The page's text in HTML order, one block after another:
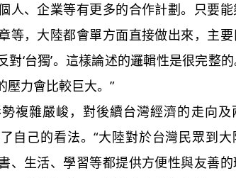
人、企業等有更多的合作計劃。只要
等，大陸都會單方面直接做出來，主要
對‘台獨’。這樣論述的邏輯性是很完整
壓力會比較巨大。”
雜嚴峻，對後續台灣經濟的走向及
自己的看法。“大陸對於台灣民眾到大
、生活、學習等都提供方便性與友善